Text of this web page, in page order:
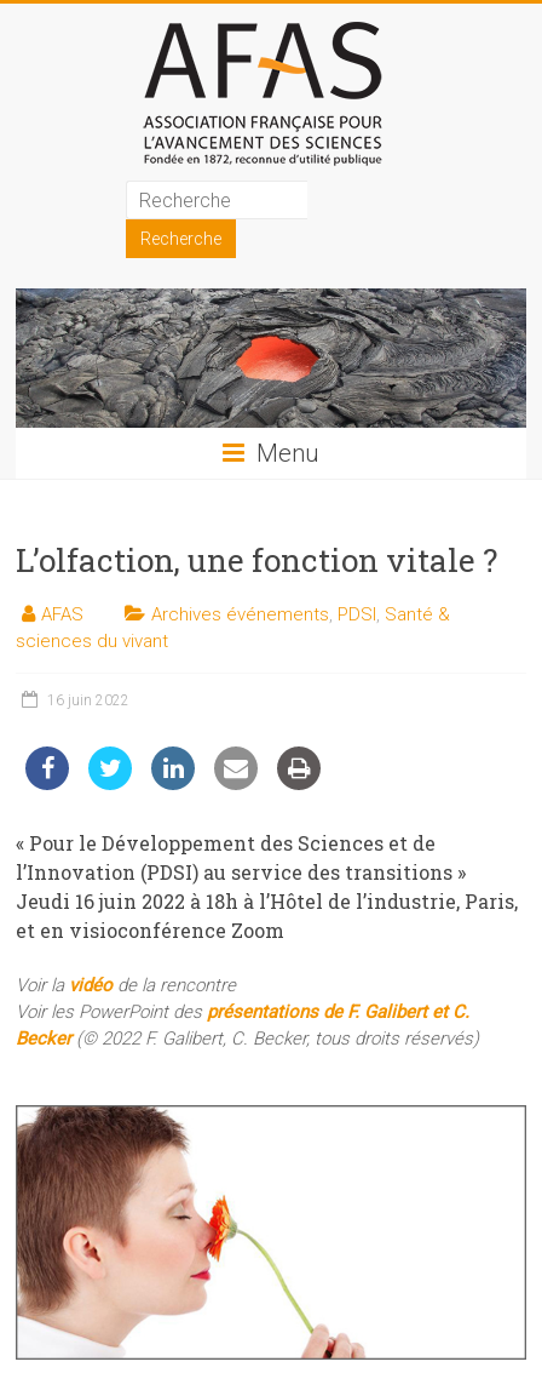
Association
française
pour
l'avancement
des
sciences
les
et
les
auprès
public
Menu
L’olfaction, une fonction vitale ?
AFAS Archives événements PDSI Santé &
sciences du vivant
16 juin 2022
« Pour le Développement des Sciences et de
l’Innovation (PDSI) au service des transitions »
Jeudi 16 juin 2022 à 18h à l’Hôtel de l’industrie, Paris,
et en visioconférence Zoom
Voir la vidéode la rencontre
Voir les PowerPoint des présentations de F. Galibert et C.
Becker(© 2022 F. Galibert, C. Becker, tous droits réservés)